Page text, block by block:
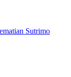
Sutrimo